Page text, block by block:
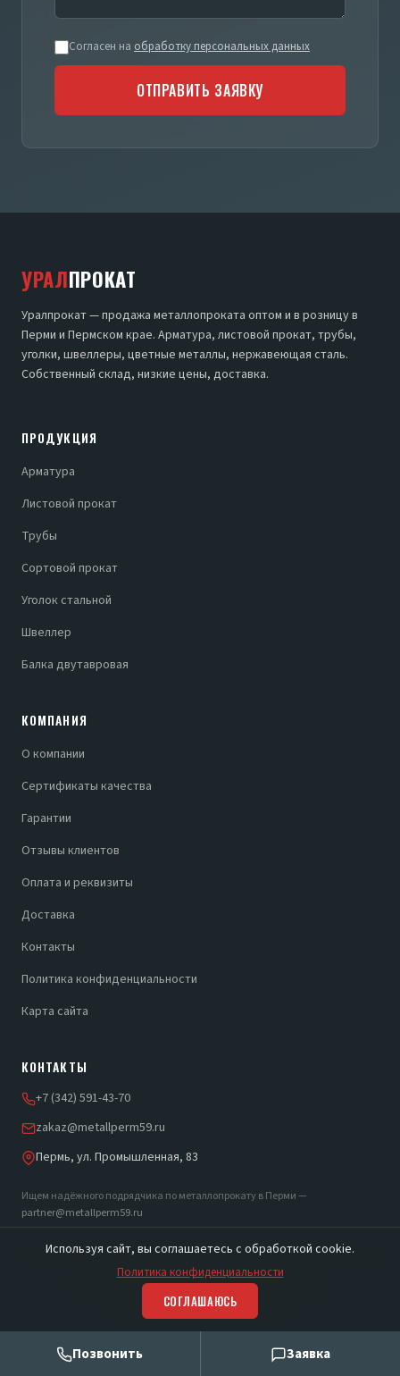
Согласен на обработку персональных данных
ОТПРАВИТЬ ЗАЯВКУ
УРАЛПРОКАТ
Уралпрокат — продажа металлопроката оптом и в розницу в
Перми и Пермском крае. Арматура, листовой прокат, трубы,
уголки, швеллеры, цветные металлы, нержавеющая сталь.
Собственный склад, низкие цены, доставка.
ПРОДУКЦИЯ
Арматура
Листовой прокат
Трубы
Сортовой прокат
Уголок стальной
Швеллер
Балка двутавровая
КОМПАНИЯ
О компании
Сертификаты качества
Гарантии
Отзывы клиентов
Оплата и реквизиты
Доставка
Контакты
Политика конфиденциальности
Карта сайта
КОНТАКТЫ
+7 (342) 591-43-70
zakaz@metallperm59.ru
Пермь, ул. Промышленная, 83
Ищем надёжного подрядчика по металлопрокату в Перми —
partner@metallperm59.ru
© 2012–2026 Уралпрокат. Все права защищены.
Политика конфиденциальности
Позвонить Заявка
Используя сайт, вы соглашаетесь с обработкой cookie.
Политика конфиденциальности
СОГЛАШАЮСЬ